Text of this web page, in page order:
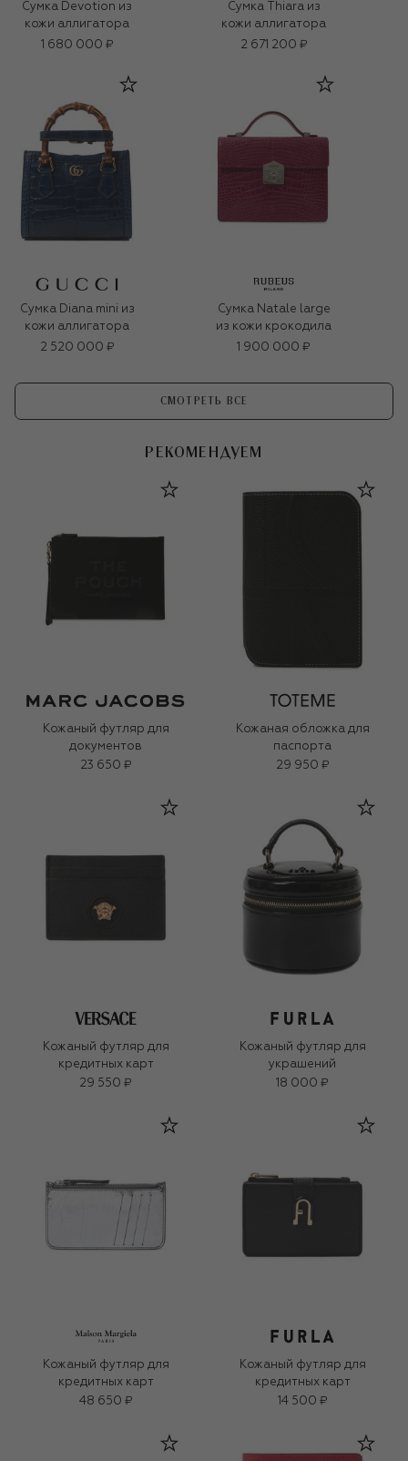
Сумка Devotion из
кожи аллигатора
1 680 000 ₽
Сумка Thiara из
кожи аллигатора
2 671 200 ₽
Сумка Diana mini из
кожи аллигатора
2 520 000 ₽
Сумка Natale large
из кожи крокодила
1 900 000 ₽
СМОТРЕТЬ ВСЕ
РЕКОМЕНДУЕМ
Кожаный футляр для
документов
23 650 ₽
Кожаная обложка для
паспорта
29 950 ₽
Кожаный футляр для
кредитных карт
29 550 ₽
Кожаный футляр для
украшений
18 000 ₽
Кожаный футляр для
кредитных карт
48 650 ₽
Кожаный футляр для
кредитных карт
14 500 ₽